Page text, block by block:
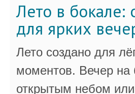
Лето в бокале:
для ярких
Лето создано для
моментов. Вечер на
открытым небом